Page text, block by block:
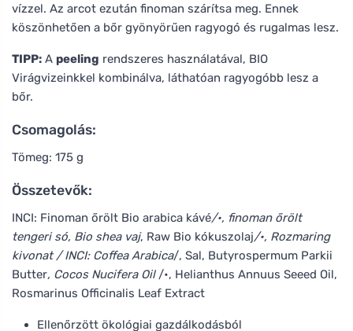
vízzel. Az arcot ezután finoman szárítsa meg. Ennek
köszönhetően a bőr gyönyörűen ragyogó és rugalmas lesz.
TIPP: A peeling rendszeres használatával, BIO
Virágvizeinkkel kombinálva, láthatóan ragyogóbb lesz a
bőr.
Csomagolás:
Tömeg: 175 g
Összetevők:
INCI: Finoman őrölt Bio arabica kávé/•, finoman őrölt
tengeri só, Bio shea vaj, Raw Bio kókuszolaj/•, Rozmaring
kivonat / INCI: Coffea Arabica/, Sal, Butyrospermum Parkii
Butter, Cocos Nucifera Oil /•, Helianthus Annuus Seeed Oil,
Rosmarinus Officinalis Leaf Extract
Ellenőrzött ökológiai gazdálkodásból